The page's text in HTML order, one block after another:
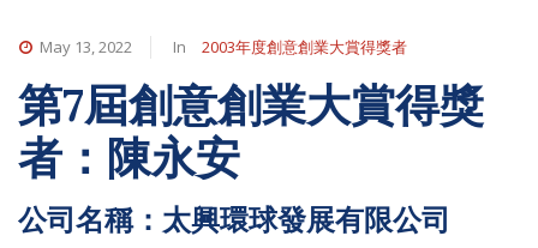
May 13, 2022 In 2003年度創意創業大賞得獎者
第7屆創意創業大賞得獎
者：陳永安
公司名稱：太興環球發展有限公司